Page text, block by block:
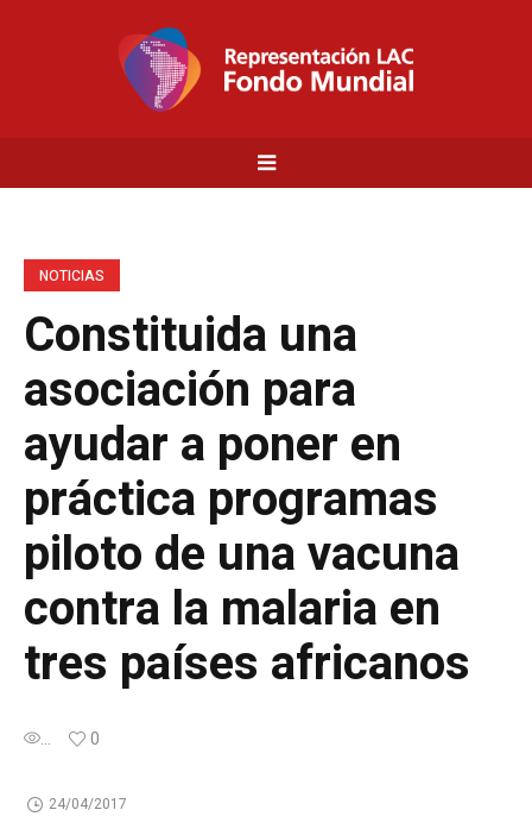
NOTICIAS
Constituida una
asociación para
ayudar a poner en
práctica programas
piloto de una vacuna
contra la malaria en
tres países africanos
... 0
24/04/2017